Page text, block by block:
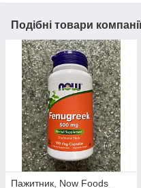
Подібні товари
Пажитник, Now Foods